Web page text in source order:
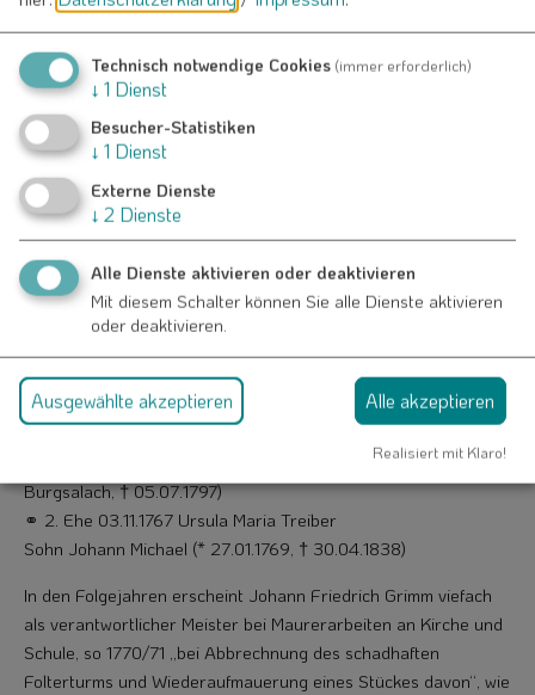
Grimm, danach heiratet sie ihn.
13. März 1764: „übergibt verkäuflich die Zacharias Penöters
Witwe an den Maurer­meister Johann Friedrich Grimm von
Burgsalach ihr Untertanenhaus mit einiger Mobiliardreingab“
und heiratet diesen.
1764
Regina BarbaraBenöder
⚭ 15.03.1764 Johann Friedrich
09.11.1731 in Burgsalach, † 05.07.1797)
Bereits zwei Jahre später, am 12.06.1766, stirbt seine Frau. Ein
reichliches Jahr spä­ter heiratet er ein zweites Mal, und zwar
die Ursula Maria Treiber am 03.11.1767.
(Maurermeister, * 09.11.1731 in
Burgsalach, † 05.07.1797)
⚭ 2. Ehe 03.11.1767 Ursula Maria Treiber
Sohn Johann Michael (* 27.01.1769, † 30.04.1838)
In den Folgejahren erscheint Johann Friedrich Grimm viefach
als verantwortlicher Meister bei Maurerarbeiten an Kirche und
Schule, so 1770/71 „bei Abbrechnung des schadhaften
Folterturms und Wiederaufmauerung eines Stückes davon“, wie
Technisch notwendige Cookies (immer erforderlich)
↓ 1 Dienst
Besucher-Statistiken
↓ 1 Dienst
Externe Dienste
↓ 2 Dienste
Alle Dienste aktivieren oder deaktivieren
Mit diesem Schalter können Sie alle Dienste aktivieren
oder deaktivieren.
Ausgewählte akzeptieren Alle akzeptieren
Realisiert mit Klaro!